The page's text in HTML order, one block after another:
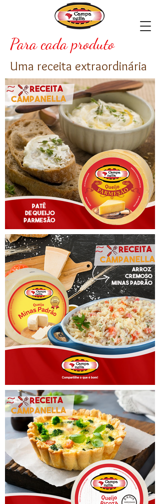
Para cada produto
Uma receita extraordinária